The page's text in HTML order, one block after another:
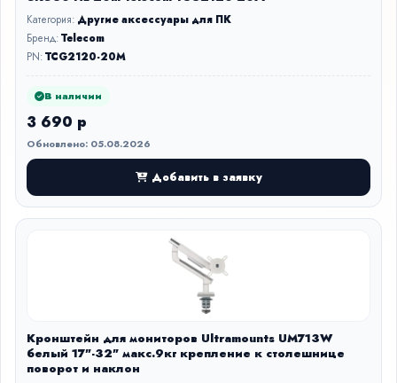
Категория: Другие аксессуары для ПК
Бренд:Telecom
PN:TCG2120-20M
В наличии
3 690 р
Обновлено: 05.08.2026
Добавить в заявку
Кронштейн для мониторов Ultramounts UM713W
белый 17"-32" макс.9кг крепление к столешнице
поворот и наклон